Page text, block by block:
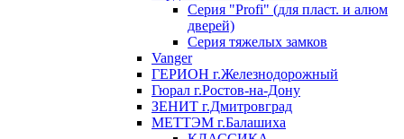
Серия "Profi" (для пласт. и алюм
дверей)
Серия тяжелых замков
Vanger
ГЕРИОН г.Железнодорожный
Гюрал г.Ростов-на-Дону
ЗЕНИТ г.Дмитровград
МЕТТЭМ г.Балашиха